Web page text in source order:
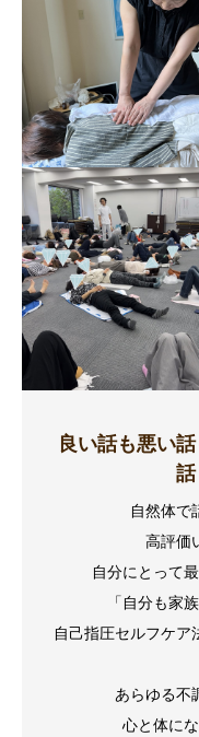
良い話も悪い
話
自然体で
高評価
自分にとって
「自分も家
自己指圧セルフケア
あらゆる不
心と体に